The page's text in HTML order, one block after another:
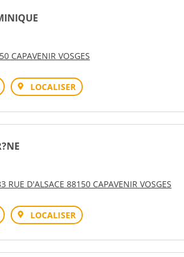
CAPAVENIR VOSGES
LOCALISER
RUE D'ALSACE 88150 CAPAVENIR VOSGES
LOCALISER